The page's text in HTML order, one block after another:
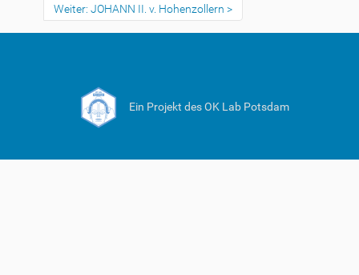
Weiter: JOHANN II. v. Hohenzollern
Ein Projekt des OK Lab Potsdam